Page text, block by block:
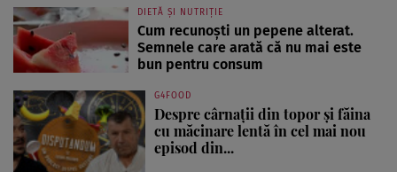
DIETĂ ȘI NUTRIȚIE
Cum recunoști un pepene alterat.
Semnele care arată că nu mai este
bun pentru consum
G4FOOD
Despre cârnații din topor și făina
cu măcinare lentă în cel mai nou
episod din...